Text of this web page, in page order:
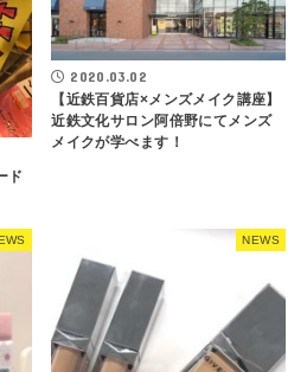
ド
2020.03.02
【近鉄百貨店×メンズメイク講座】
近鉄文化サロン阿倍野にてメンズ
メイクが学べます！
NEWS